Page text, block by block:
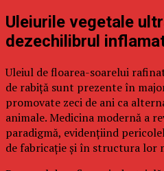
Uleiurile vegetale
dezechilibrul
Uleiul de floarea-soarelui
de rabiță sunt prezente în
promovate zeci de ani ca
animale. Medicina modernă a
paradigmă, evidențiind
de fabricație și în structura lor